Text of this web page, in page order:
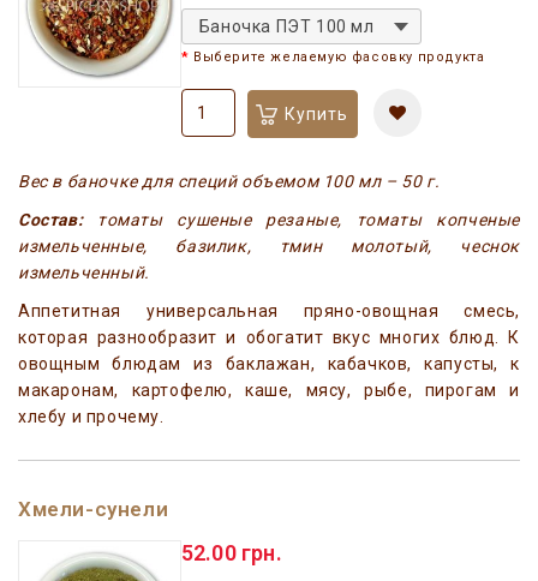
Баночка ПЭТ 100 мл
Выберите желаемую фасовку продукта
Купить
Вес в баночке для специй объемом 100 мл – 50 г.
Состав:
томаты сушеные резаные, томаты копченые
измельченные, базилик, тмин молотый, чеснок
измельченный.
Аппетитная универсальная пряно-овощная смесь,
которая разнообразит и обогатит вкус многих блюд. К
овощным блюдам из баклажан, кабачков, капусты, к
макаронам, картофелю, каше, мясу, рыбе, пирогам и
хлебу и прочему.
Хмели-сунели
52.00 грн.